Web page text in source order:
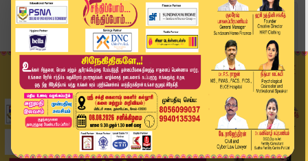
Home
வீடியோ ஸ்டோரி
விவசாயிகளை ஏமாற்றும் திட்டம்? டிடிவி தினகரன் கே...